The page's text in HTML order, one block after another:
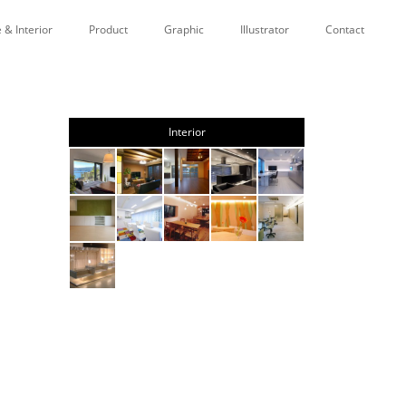
& Interior Product Graphic Illustrator Contact
Interior